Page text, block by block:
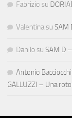
Fabrizio su
Valentina su SAM
Danilo su SAM D
Antonio Bacciocchi
GALLUZZI – Una